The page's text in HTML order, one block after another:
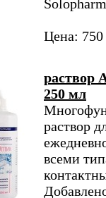
Solopharm
Цена: 750
раствор
250 мл
раствор
всеми